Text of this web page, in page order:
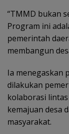
“TMMD bukan
Program ini
pemerintah
membangun
Ia menegaskan
dilakukan
kolaborasi
kemajuan desa
masyarakat.